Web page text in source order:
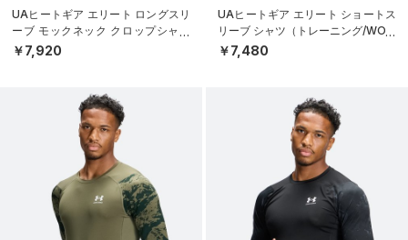
UAヒートギア エリート ロングスリ
ーブ モックネック クロップシャツ
（トレーニング/WOMEN）
￥7,920
UAヒートギア エリート ショートス
リーブ シャツ（トレーニング/WOM
EN）
￥7,480